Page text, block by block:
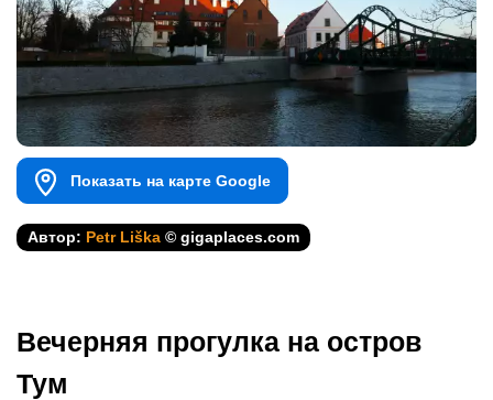
Показать на карте Google
Автор: Petr Liška © gigaplaces.com
Вечерняя прогулка на остров
Тум